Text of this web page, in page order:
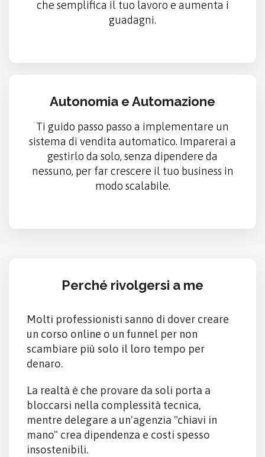
che semplifica il tuo lavoro e aumenta i
guadagni.
Autonomia e Automazione
Ti guido passo passo a implementare un
sistema di vendita automatico. Imparerai a
gestirlo da solo, senza dipendere da
nessuno, per far crescere il tuo business in
modo scalabile.
Perché rivolgersi a me
Molti professionisti sanno di dover creare
un corso online o un funnel per non
scambiare più solo il loro tempo per
denaro.
La realtà è che provare da soli porta a
bloccarsi nella complessità tecnica,
mentre delegare a un'agenzia "chiavi in
mano" crea dipendenza e costi spesso
insostenibili.